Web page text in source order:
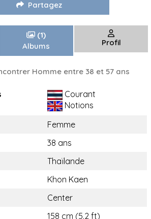
Partagez
(1)
Albums
Profil
Homme entre 38 et 57 ans
Courant
Notions
Femme
38 ans
Thaïlande
Khon Kaen
Center
158 cm (5.2 ft)